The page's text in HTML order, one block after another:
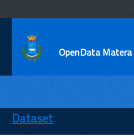
OpenData Matera
ENTI
TEMI
Dataset